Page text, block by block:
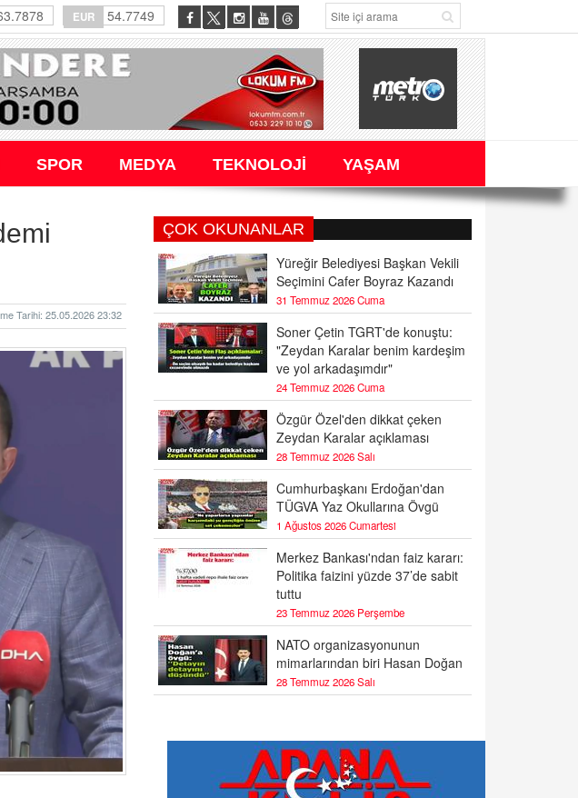
EUR 54.7749
SPOR MEDYA TEKNOLOJİ YAŞAM
Tarihi: 25.05.2026 23:32
ÇOK OKUNANLAR
Yüreğir Belediyesi Başkan Vekili
Seçimini Cafer Boyraz Kazandı
31 Temmuz 2026 Cuma
Soner Çetin TGRT'de konuştu:
"Zeydan Karalar benim kardeşim
ve yol arkadaşımdır"
24 Temmuz 2026 Cuma
Özgür Özel'den dikkat çeken
Zeydan Karalar açıklaması
28 Temmuz 2026 Salı
Cumhurbaşkanı Erdoğan'dan
TÜGVA Yaz Okullarına Övgü
1 Ağustos 2026 Cumartesi
Merkez Bankası'ndan faiz kararı:
Politika faizini yüzde 37’de sabit
tuttu
23 Temmuz 2026 Perşembe
NATO organizasyonunun
mimarlarından biri Hasan Doğan
28 Temmuz 2026 Salı